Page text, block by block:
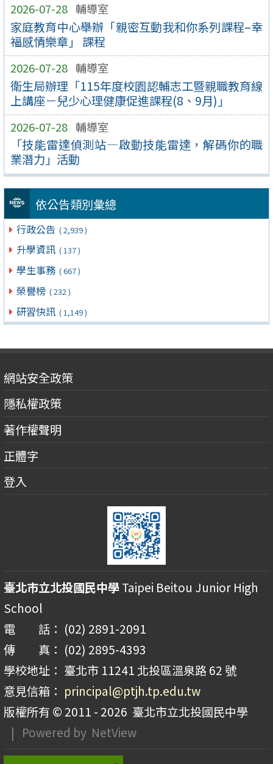
2026-07-28 輔導室
家庭教育中心舉辦「親密互動我和你系列課程–幸
福感情樂章」 課程
2026-07-28 輔導室
衛生局辦理「115年度校園認輔志工暨親職教育線
上講座－兒少心理健康促進課程(8、9月)」
2026-07-28 輔導室
「技能雷達偵測站—啟動技能雷達，解碼你的職
業潛力」活動
依公告類別彙總
行政公告 ( 2,939 )
升學資訊 ( 137 )
學生事務 ( 667 )
榮譽榜 ( 232 )
研習快訊 ( 1,149 )
網站安全政策
隱私權政策
著作權聲明
正體字
登入
臺北市立北投國民中學Taipei Beitou Junior High
School
電 話： (02) 2891-2091
傳 真： (02) 2895-4393
學校地址： 臺北市 11241 北投區溫泉路 62 號
意見信箱： principal@ptjh.tp.edu.tw
版權所有 © 2011 - 2026 臺北市立北投國民中學
| Powered by NetView